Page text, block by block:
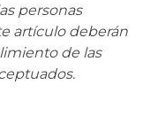
personas
artículo deberán
de las